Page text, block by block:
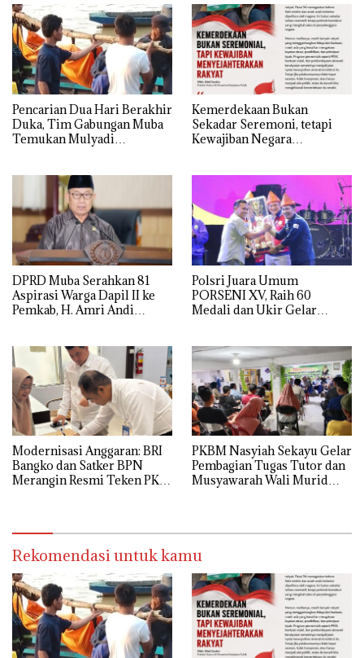
Pencarian Dua Hari Berakhir
Duka, Tim Gabungan Muba
Temukan Mulyadi
Kemerdekaan Bukan
Sekadar Seremoni, tetapi
Kewajiban Negara
DPRD Muba Serahkan 81
Aspirasi Warga Dapil II ke
Pemkab, H. Amri Andi
Polsri Juara Umum
PORSENI XV, Raih 60
Medali dan Ukir Gelar
Modernisasi Anggaran: BRI
Bangko dan Satker BPN
Merangin Resmi Teken PKS
PKBM Nasyiah Sekayu Gelar
Pembagian Tugas Tutor dan
Musyawarah Wali Murid
Rekomendasi untuk kamu